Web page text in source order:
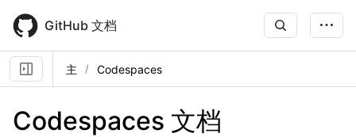
main
content
GitHub 文档
主 Codespaces
Codespaces 文档